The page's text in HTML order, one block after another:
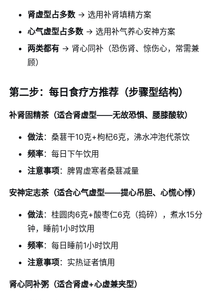
肾虚型占多数 → 选用补肾填精方案
心气虚型占多数 → 选用补气养心安神方案
两类都有 → 肾心同补（恐伤肾、惊伤心，常需兼
顾）
第二步：每日食疗方推荐（步骤型结构）
补肾固精茶（适合肾虚型——无故恐惧、腰膝酸软）
做法：桑葚干10克+枸杞6克，沸水冲泡代茶饮
频率：每日下午饮用
注意事项：脾胃虚寒者桑葚减量
安神定志茶（适合心气虚型——提心吊胆、心慌心悸）
做法：桂圆肉6克+酸枣仁6克（捣碎），煮水15分
钟，睡前1小时饮用
频率：每日睡前1小时饮用
注意事项：实热证者慎用
肾心同补粥（适合肾虚+心虚兼夹型）